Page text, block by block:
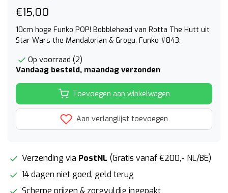
€15,00
10cm hoge Funko POP! Bobblehead van Rotta The Hutt uit
Star Wars the Mandalorian & Grogu. Funko #843.
Op voorraad (2)
Vandaag besteld, maandag verzonden
Toevoegen aan winkelwagen
Aan verlanglijst toevoegen
Verzending via PostNL (Gratis vanaf €200,- NL/BE)
14 dagen niet goed, geld terug
Scherpe prijzen & zorgvuldig ingepakt